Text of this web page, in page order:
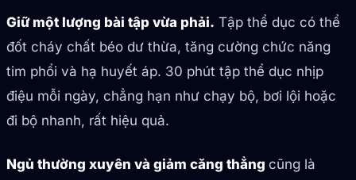
Giữ một lượng bài tập vừa phải. Tập thể dục có thể
đốt cháy chất béo dư thừa, tăng cường chức năng
tim phổi và hạ huyết áp. 30 phút tập thể dục nhịp
điệu mỗi ngày, chẳng hạn như chạy bộ, bơi lội hoặc
đi bộ nhanh, rất hiệu quả.
Ngủ thường xuyên và giảm căng thẳng cũng là